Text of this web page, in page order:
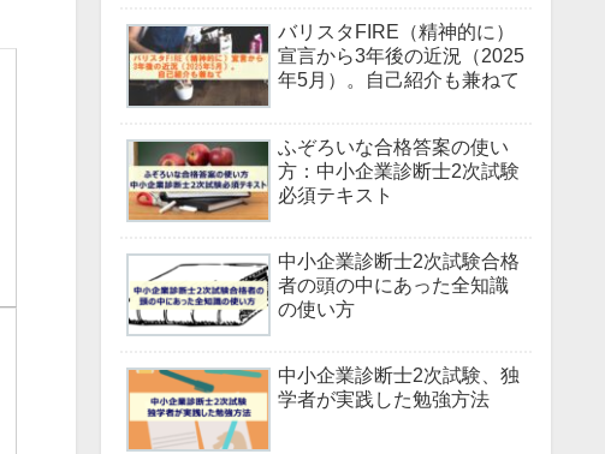
バリスタFIRE（精神的に）
宣言から3年後の近況（2025
年5月）。自己紹介も兼ねて
ふぞろいな合格答案の使い
方：中小企業診断士2次試験
必須テキスト
中小企業診断士2次試験合格
者の頭の中にあった全知識
の使い方
中小企業診断士2次試験、独
学者が実践した勉強方法